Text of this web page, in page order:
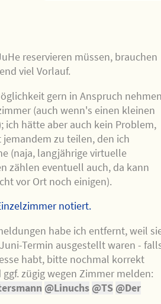
reservieren müssen, brauchen
viel Vorlauf.
gern in Anspruch
(auch wenn's einen kleinen
ich hätte aber auch kein Problem,
zu teilen, den ich
(naja, langjährige virtuelle
zählen eventuell auch, da kann
vor Ort noch einigen).
notiert.
habe ich entfernt, weil
Termin ausgestellt waren -
habt, bitte nochmal korrekt
zügig wegen Zimmer melden:
@Linuchs @TS @Der